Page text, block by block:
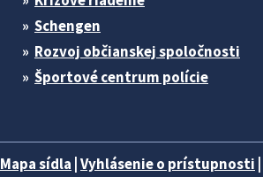
Schengen
Rozvoj občianskej spoločnosti
Športové centrum polície
Mapa sídla |Vyhlásenie o prístupnosti |